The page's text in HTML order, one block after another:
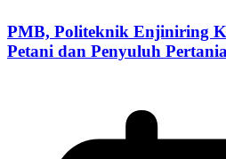
PMB, Politeknik Enjiniring
Petani dan Penyuluh